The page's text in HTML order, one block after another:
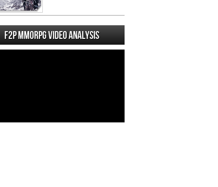
F2P MMORPG Video analysis